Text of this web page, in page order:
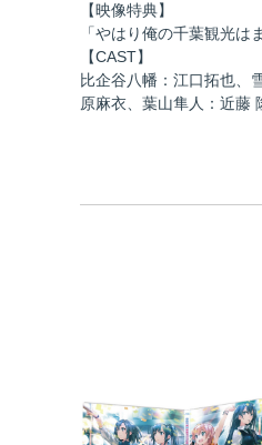
【映像特典】
「やはり俺の千葉観光
【CAST】
比企谷八幡：江口拓也、
原麻衣、葉山隼人：近藤